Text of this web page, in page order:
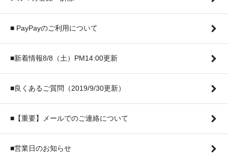
■ PayPayのご利用について
■新着情報8/8（土）PM14:00更新
■良くあるご質問（2019/9/30更新）
■【重要】メールでのご連絡について
■営業日のお知らせ